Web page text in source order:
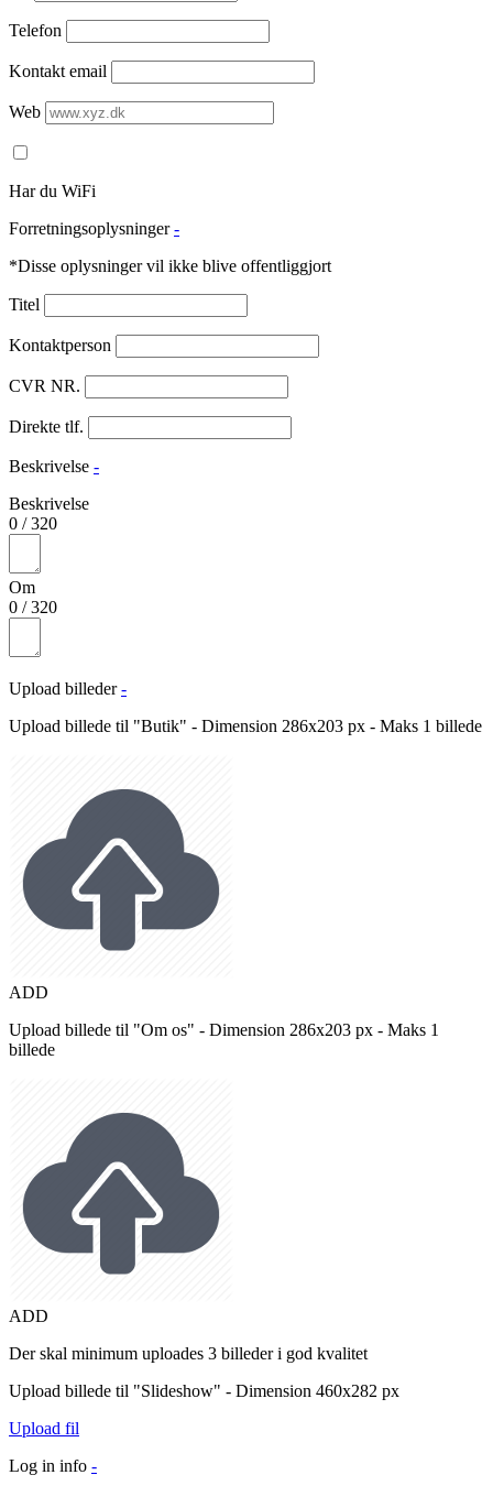
Telefon
Kontakt email
Web
Har du WiFi
Forretningsoplysninger -
*Disse oplysninger vil ikke blive offentliggjort
Titel
Kontaktperson
CVR NR.
Direkte tlf.
Beskrivelse -
Beskrivelse
0 /320
Om
0 /320
Upload billeder -
Upload billede til "Butik" - Dimension 286x203 px - Maks 1 billede
ADD
Upload billede til "Om os" - Dimension 286x203 px - Maks 1
billede
ADD
Der skal minimum uploades 3 billeder i god kvalitet
Upload billede til "Slideshow" - Dimension 460x282 px
Upload fil
Log in info -